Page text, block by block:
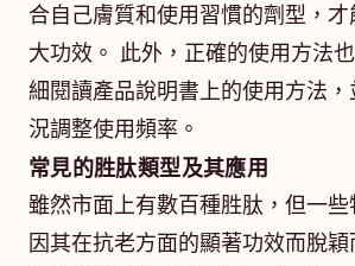
合自己膚質和使用習慣的劑型，
大功效。 此外，正確的使用方法
細閱讀產品說明書上的使用方法
況調整使用頻率。
常見的胜肽類型及其應用
雖然市面上有數百種胜肽，但一
因其在抗老方面的顯著功效而脫穎